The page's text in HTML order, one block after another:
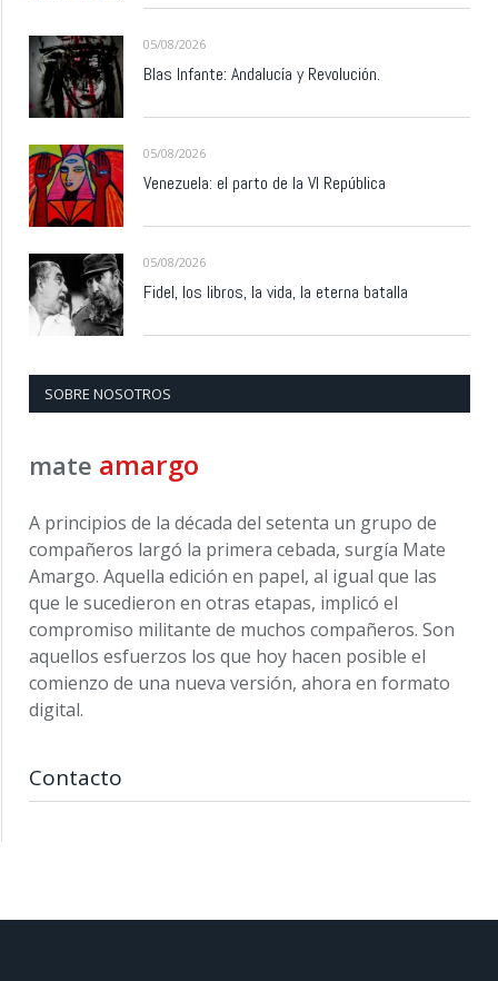
05/08/2026
Blas Infante: Andalucía y Revolución.
05/08/2026
Venezuela: el parto de la VI República
05/08/2026
Fidel, los libros, la vida, la eterna batalla
SOBRE NOSOTROS
mate amargo
A principios de la década del setenta un grupo de
compañeros largó la primera cebada, surgía Mate
Amargo. Aquella edición en papel, al igual que las
que le sucedieron en otras etapas, implicó el
compromiso militante de muchos compañeros. Son
aquellos esfuerzos los que hoy hacen posible el
comienzo de una nueva versión, ahora en formato
digital.
Contacto